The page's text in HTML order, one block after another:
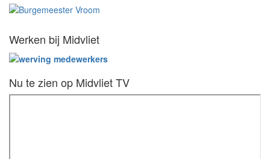
Werken bij Midvliet
Nu te zien op Midvliet TV